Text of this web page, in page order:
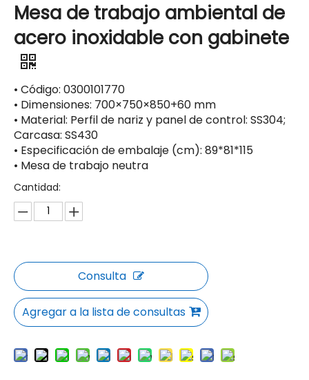
Mesa de trabajo ambiental de
acero inoxidable con gabinete
• Código: 0300101770
• Dimensiones: 700×750×850+60 mm
• Material: Perfil de nariz y panel de control: SS304;
Carcasa: SS430
• Especificación de embalaje (cm): 89*81*115
• Mesa de trabajo neutra
Cantidad:
Consulta
Agregar a la lista de consultas